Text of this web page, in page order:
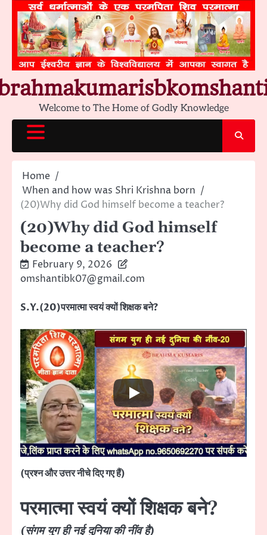
content
Welcome to The Home of Godly Knowledge
Home
When and how was Shri Krishna born
(20)Why did God himself become a teacher?
(20)Why did God himself
become a teacher?
February 9, 2026
omshantibk07@gmail.com
S.Y.(20)परमात्मा स्वयं क्यों शिक्षक बने?
(प्रश्न और उत्तर नीचे दिए गए हैं)
परमात्मा स्वयं क्यों शिक्षक बने?
(संगम युग ही नई दुनिया की नींव है)